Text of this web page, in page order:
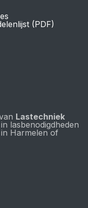
(PDF)
Lastechniek
lasbenodigdheden
Harmelen of